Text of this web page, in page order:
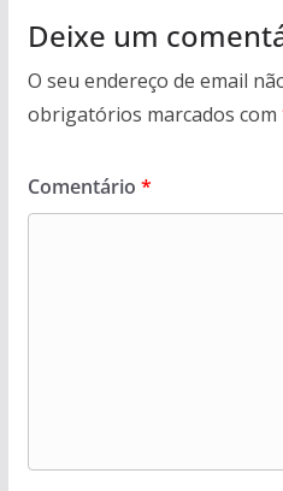
Deixe um
O seu endereço de email
obrigatórios marcados com
Comentário *